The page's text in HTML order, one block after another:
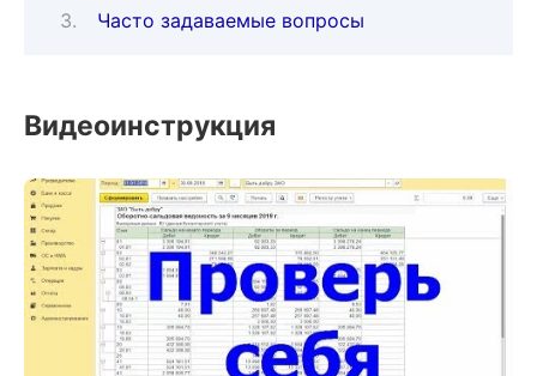
Часто задаваемые вопросы
Видеоинструкция